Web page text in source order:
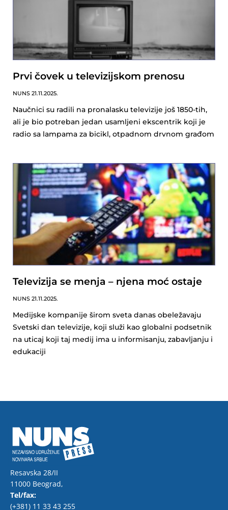
Prvi čovek u televizijskom prenosu
NUNS 21.11.2025.
Naučnici su radili na pronalasku televizije još 1850-tih,
ali je bio potreban jedan usamljeni ekscentrik koji je
radio sa lampama za bicikl, otpadnom drvnom građom
Televizija se menja – njena moć ostaje
NUNS 21.11.2025.
Medijske kompanije širom sveta danas obeležavaju
Svetski dan televizije, koji služi kao globalni podsetnik
na uticaj koji taj medij ima u informisanju, zabavljanju i
edukaciji
Resavska 28/II
11000 Beograd,
Tel/fax:
(+381) 11 33 43 255